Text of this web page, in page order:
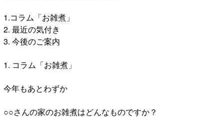
1.コラム「お雑煮」
2. 最近の気付き
3. 今後のご案内
1. コラム「お雑煮」
今年もあとわずか
○○さんの家のお雑煮はどんなものですか？